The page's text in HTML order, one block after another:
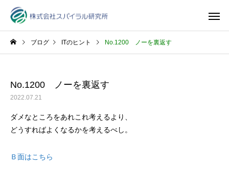
ブログ ITのヒント No.1200 ノーを裏返す
No.1200 ノーを裏返す
2022.07.21
ダメなところをあれこれ考えるより、
どうすればよくなるかを考えるべし。
Ｂ面はこちら